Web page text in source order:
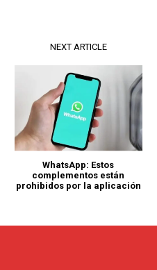
NEXT ARTICLE
WhatsApp: Estos
complementos están
prohibidos por la aplicación